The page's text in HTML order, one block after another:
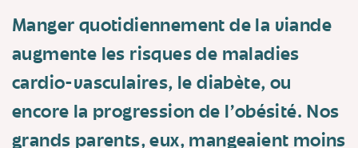
Manger quotidiennement de la viande
augmente les risques de maladies
cardio-vasculaires, le diabète, ou
encore la progression de l'obésité. Nos
grands parents, eux, mangeaient moins